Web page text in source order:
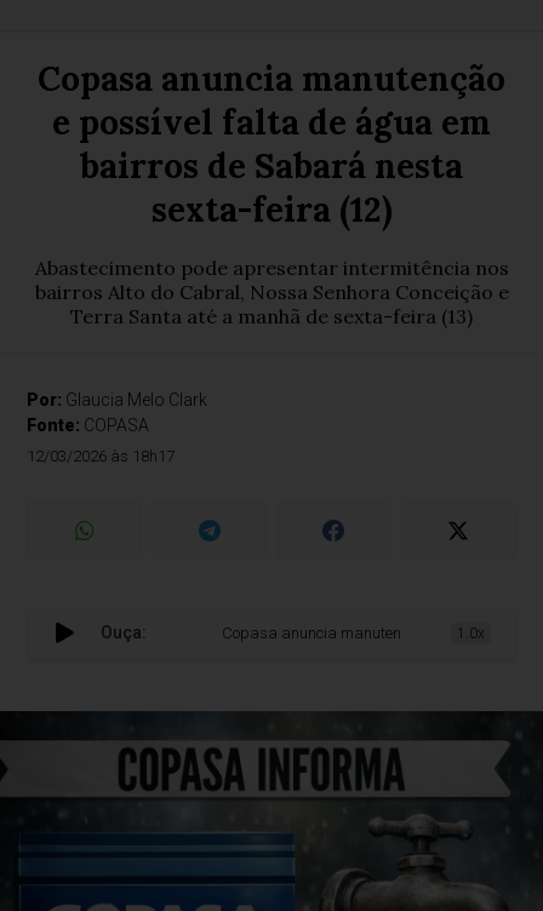
Copasa anuncia manutenção
e possível falta de água em
bairros de Sabará nesta
sexta-feira (12)
Abastecimento pode apresentar intermitência nos
bairros Alto do Cabral, Nossa Senhora Conceição e
Terra Santa até a manhã de sexta-feira (13)
Por: Glaucia Melo Clark
Fonte: COPASA
12/03/2026 às 18h17
Ouça: Copasa anuncia manutenção e possível falta
1.0x